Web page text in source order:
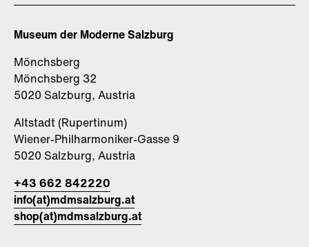
Museum der Moderne Salzburg
Mönchsberg
Mönchsberg 32
5020 Salzburg, Austria
Altstadt (Rupertinum)
Wiener-Philharmoniker-Gasse 9
5020 Salzburg, Austria
+43 662 842220
info(at)mdmsalzburg.at
shop(at)mdmsalzburg.at